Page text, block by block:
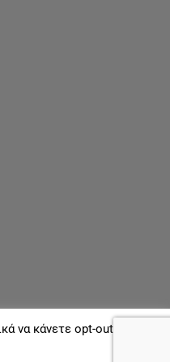
να κάνετε opt-out όποτε